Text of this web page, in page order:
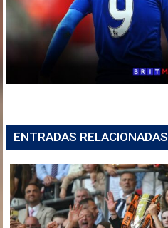
ENTRADAS RELACIONADAS